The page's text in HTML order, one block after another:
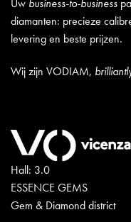
Uw business-to-business
diamanten: precieze
levering en beste prijzen.
Wij zijn VODIAM,
Hall: 3.0
ESSENCE GEMS
Gem & Diamond district